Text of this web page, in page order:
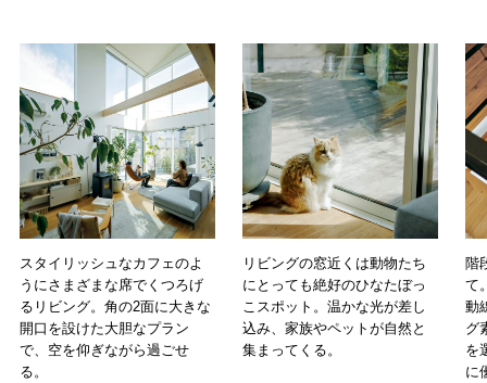
スタイリッシュなカフェのよ
うにさまざまな席でくつろげ
るリビング。角の2面に大きな
開口を設けた大胆なプラン
で、空を仰ぎながら過ごせ
る。
リビングの窓近くは動物たち
にとっても絶好のひなたぼっ
こスポット。温かな光が差し
込み、家族やペットが自然と
集まってくる。
階
て
動
グ
を
に